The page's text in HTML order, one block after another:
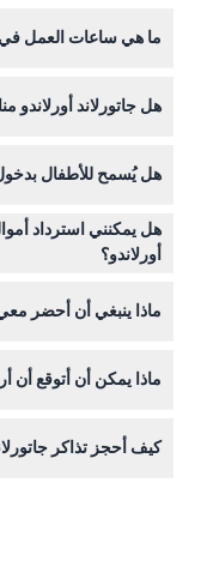
ما هي ساعات العمل في
5:00 مساءً، بغض
هل جاتورلاند أورلاندو
على الضيوف ذوي
هل يُسمح للأطفال
سعر دخول البالغين.
هل يمكنني استرداد
أورلاندو؟
من خططك قبل
ماذا ينبغي أن أحضر
وواقي الشمس، والماء
ماذا يمكن أن أتوقع أن
مختلفة، بما في ذلك
كيف أحجز تذاكر